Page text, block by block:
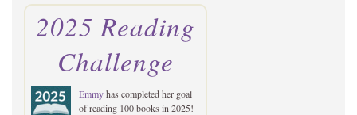
2025 Reading
Challenge
Emmyhas completed her goal
of reading 100 books in 2025!